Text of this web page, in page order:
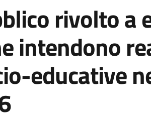
rivolto a
intendono
educative